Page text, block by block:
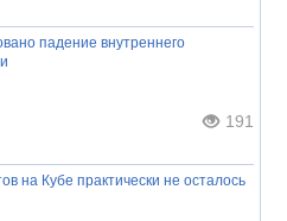
падение внутреннего
191
на Кубе практически не осталось